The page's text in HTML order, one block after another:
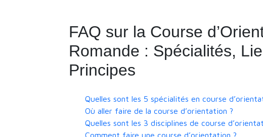
FAQ sur la Course
Romande : Spécialités,
Principes
Quelles sont les 5 spécialités en course
Où aller faire de la course d’orientation ?
Quelles sont les 3 disciplines de course